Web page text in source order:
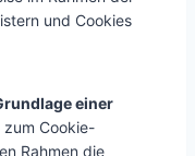
und Cookies
einer
zum Cookie-
Rahmen die